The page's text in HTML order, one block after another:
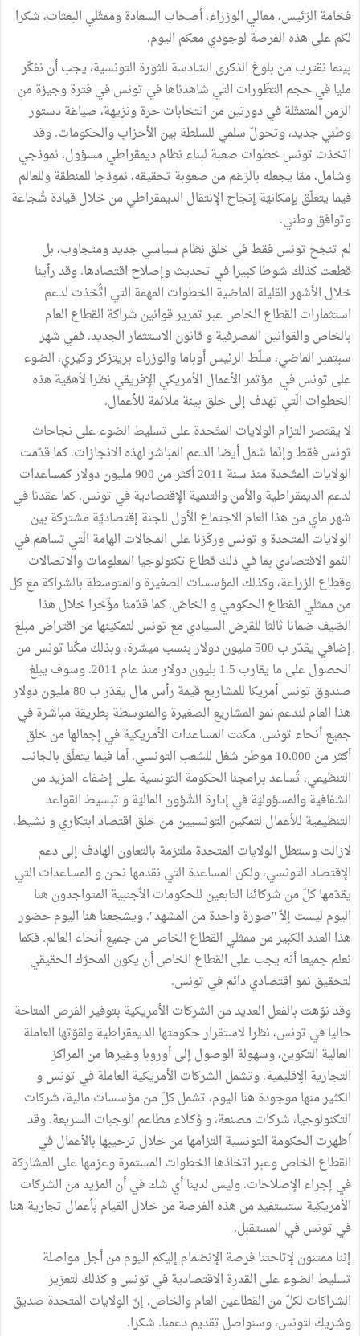
فخامة الرّئيس، معالي الوزراء، أصحاب السعادة وممثّلي البعثات، شكرا
لكم على هذه الفرصة لوجودي معكم اليوم.
بينما نقترب من بلوغ الذكرى السّادسة للثورة التونسية، يجب أن نفكّر
مليا في حجم التطّورات التي شاهدناها في تونس في فترة وجيزة من
الزمن المتمثّلة في دورتين من انتخابات حرة ونزيهة، صياغة دستور
وطني جديد، وتحولّ سلمي للسلطة بين الأحزاب والحكومات. وقد
اتخذت تونس خطوات صعبة لبناء نظام ديمقراطي مسؤول، نموذجي
وشامل، ممّا يجعله بالرّغم من صعوبة تحقيقه، نموذجا للمنطقة وللعالم
فيما يتعلّق بإمكانيّة إنجاح الإنتقال الديمقراطي من خلال قيادة شُجاعة
وتوافق وطني.
لم تنجح تونس فقط في خلق نظام سياسي جديد ومتجاوب، بل
قطعت كذلك شوطا كبيرا في تحديث وإصلاح اقتصادها. وقد رأينا
خلال الأشهر القليلة الماضية الخطوات المهمة التي اتُّخذت لدعم
استثمارات القطاع الخاص عبر تمرير قوانين شراكة القطاع العام
بالخاص والقوانين المصرفية و قانون الاستثمار الجديد. ففي شهر
سبتمبر الماضي، سلّط الرئيس أوباما والوزراء بريتزكر وكيري، الضوء
على تونس في مؤتمر الأعمال الأمريكي الإفريقي نظرا لأهمّية هذه
الخطوات الّتي تهدف إلى خلق بيئة ملائمة للأعمال.
لا يقتصر التزام الولايات المتّحدة على تسليط الضوء على نجاحات
تونس فقط وإنّما شمل أيضا الدعم المباشر لهذه الانجازات. كما قدّمت
الولايات المتّحدة منذ سنة 2011 أكثر من 900 مليون دولار كمساعدات
لدعم الديمقراطية والأمن والتنمية الإقتصادية في تونس. كما عقدنا في
شهر ماي من هذا العام الاجتماع الأول للجنة إقتصاديّة مشتركة بين
الولايات المتحدة و تونس وركّزنا على المجالات الهامة الّتي تساهم في
النّمو الاقتصادي بما في ذلك قطاع تكنولوجيا المعلومات والاتصالات
وقطاع الزراعة، وكذلك المؤسسات الصغيرة والمتوسطة بالشراكة مع كل
من ممثلي القطاع الحكومي و الخاصّ. كما قدّمنا مؤّخرا خلال هذا
الصّيف ضمانا ثالثا للقرض السيادي مع تونس لتمكينها من اقتراض مبلغ
إضافي يقدّر ب 500 مليون دولار بنسب ميسّرة، وبذلك مكّنا تونس من
الحصول على ما يقارب 1.5 بليون دولار منذ عام 2011. وسوف يبلغ
صندوق تونس أمريكا للمشاريع قيمة رأس مال يقدّر ب 80 مليون دولار
هذا العام لندعم نمو المشاريع الصغيرة والمتوسطة بطريقة مباشرة في
جميع أنحاء تونس. مكنت المساعدات الأمريكية في إجمالها من خلق
أكثر من 10.000 موطن شغل للشعب التونسي. أما فيما يتعلّق بالجانب
التنظيمي، تُساعد برامجنا الحكومة التونسية على إضفاء المزيد من
الشفافية والمسؤوليّة في إدارة الشّؤون الماليّة و تبسيط القواعد
التنظيمية للأعمال لتمكين التونسيين من خلق اقتصاد ابتكاري و نشيط.
لازالت وستظل الولايات المتحدة ملتزمة بالتعاون الهادف إلى دعم
الإقتصاد التونسي، ولكن المساعدة التي نقدمها نحن و المساعدات التي
يقدّمها كلّ من شركائنا التابعين للحكومات الأجنبية المتواجدون هنا
اليوم ليست إلاّ "صورة واحدة من المشهد". ويشجعنا هنا اليوم حضور
هذا العدد الكبير من ممثلي القطاع الخاص من جميع أنحاء العالم. فكما
نعلم جميعا أنه يجب على القطاع الخاص أن يكون المحرّك الحقيقي
لتحقيق نمو اقتصادي دائم في تونس.
وقد نوّهت بالفعل العديد من الشركات الأمريكية بتوفير الفرص المتاحة
حاليا في تونس، نظرا لاستقرار حكومتها الديمقراطية ولقوّتها العاملة
العالية التكوين، وسهولة الوصول إلى أوروبا وغيرها من المراكز
التجارية الإقليمية. وتشمل الشركات الأمريكية العاملة في تونس و
الكثير منها موجودة هنا اليوم، تشمل كلّ من مؤسسات مالية، شركات
التكنولوجيا، شركات مصنعة، و وُكلاء مطاعم الوجبات السريعة. وقد
أظهرت الحكومة التونسية التزامها من خلال ترحيبها بالأعمال في
القطاع الخاص وعبر اتخاذها الخطوات المستمرة وعزمها على المشاركة
في إجراء الإصلاحات. وليس لدينا أي شك في أن المزيد من الشركات
الأمريكية ستستفيد من هذه الفرصة من خلال القيام بأعمال تجارية هنا
في تونس في المستقبل.
إننا ممتنون لإتاحتنا فرصة الإنضمام إليكم اليوم من أجل مواصلة
تسليط الضوء على القدرة الاقتصادية في تونس و كذلك لتعزيز
الشراكات لكلّ من القطاعين العام والخاص. إنّ الولايات المتحدة صديق
وشريك لتونس، وسنواصل تقديم دعمنا. شكرا.